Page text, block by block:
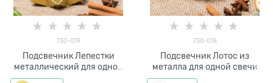
730-079
Подсвечник Лепестки
металлический для одной
свечи
730-076
Подсвечник Лотос из
металла для одной свечи